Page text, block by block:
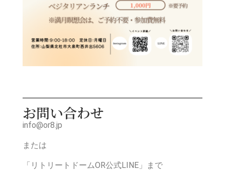
お問い合わせ
info@or8.jp
または
「リトリートドームOR公式LINE」まで